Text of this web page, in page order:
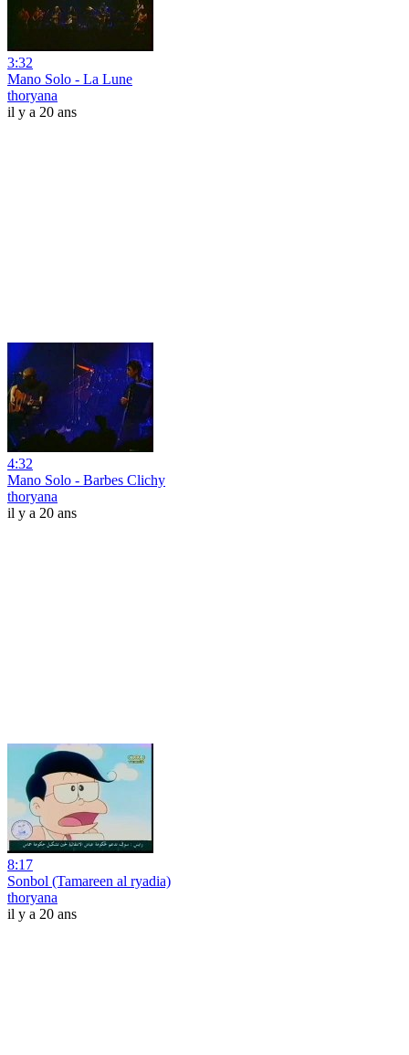
3:32
Mano Solo - La Lune
thoryana
il y a 20 ans
4:32
Mano Solo - Barbes Clichy
thoryana
il y a 20 ans
8:17
Sonbol (Tamareen al ryadia)
thoryana
il y a 20 ans